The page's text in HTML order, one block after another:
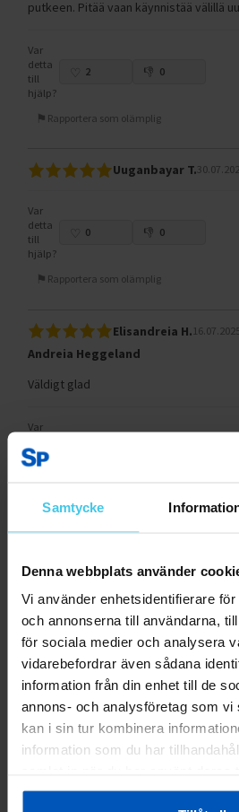
Samtycke
Denna webbplats använder
Vi använder enhetsidentifierare
och annonserna till användarna,
för sociala medier och analysera
vidarebefordrar även sådana
information från din enhet till de
annons- och analysföretag som
kan i sin tur kombinera
information som du har
putkeen. Pitää vaan käynnistää välillä
Var
detta
till
hjälp?
2 0
Rapportera som olämplig
Uuganbayar T.
Var
detta
till
hjälp?
0 0
Rapportera som olämplig
Elisandreia H.
Andreia Heggeland
Väldigt glad
Var
till
hjälp?
Mycket bra !
Bara det att min jordfelsbrytare löser
Var
till
hjälp?
1 0
Rapportera som olämplig
Lina Y. 04.06.2025